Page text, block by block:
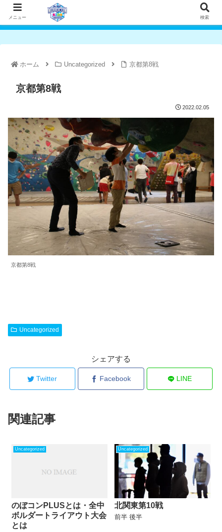
ホーム Uncategorized 京都第8戦
京都第8戦
2022.02.05
京都第8戦
Uncategorized
シェアする
Twitter Facebook LINE
関連記事
Uncategorized
のぼコンPLUSとは・全中
ボルダートライアウト大会
とは
Uncategorized
北関東第10戦
前半 後半
メニュー 検索